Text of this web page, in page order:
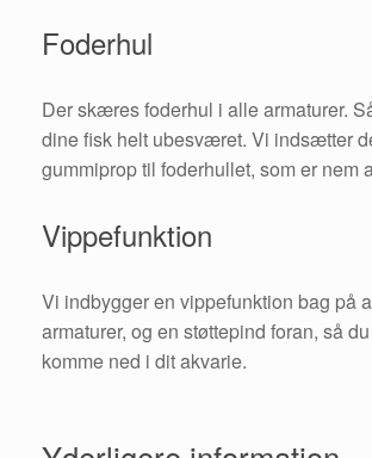
Foderhul
Der skæres foderhul i alle armaturer.
dine fisk helt ubesværet. Vi indsætter
gummiprop til foderhullet, som er nem
Vippefunktion
Vi indbygger en vippefunktion bag på
armaturer, og en støttepind foran, så
komme ned i dit akvarie.